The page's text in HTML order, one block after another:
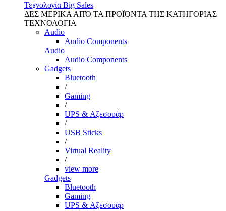
Τεχνολογία Big Sales
ΔΕΣ ΜΕΡΙΚΑ ΑΠΌ ΤΑ ΠΡΟΪΌΝΤΑ ΤΗΣ ΚΑΤΗΓΟΡΙΑΣ
ΤΕΧΝΟΛΟΓΙΑ
Audio
Audio Components
Audio
Audio Components
Gadgets
Bluetooth
/
Gaming
/
UPS & Αξεσουάρ
/
USB Sticks
/
Virtual Reality
/
view more
Gadgets
Bluetooth
Gaming
UPS & Αξεσουάρ